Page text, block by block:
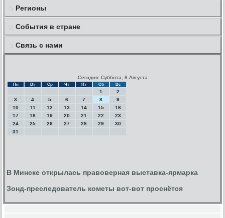
Регионы
События в стране
Связь с нами
Сегодня: Суббота, 8 Августа
Пн Вт Ср Чт Пт Сб Вс
1
2
3
4 5 6 7 8
9
10
11 12 13 14 15
16
17
18 19 20 21 22
23
24
25 26 27 28 29
30
31
В Минске открылась правоверная выставка-ярмарка
Зонд-преследователь кометы вот-вот проснётся